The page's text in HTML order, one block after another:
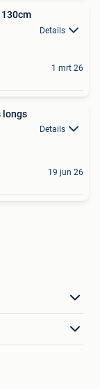
130cm
Details
1 mrt 26
longs
Details
19 jun 26